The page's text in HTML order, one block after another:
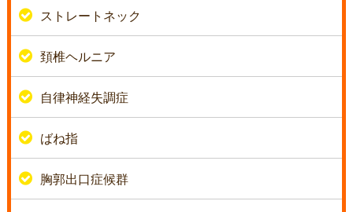
ストレートネック
頚椎ヘルニア
自律神経失調症
ばね指
胸郭出口症候群